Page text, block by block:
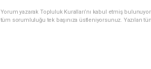
Yorum yazarak Topluluk Kuralları’nı kabul etmiş
tüm sorumluluğu tek başınıza üstleniyorsunuz. Yazılan